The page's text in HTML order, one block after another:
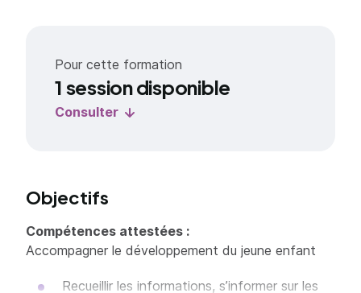
Pour cette formation
1 session disponible
Consulter
Objectifs
Compétences attestées :
Accompagner le développement du jeune enfant
Recueillir les informations, s’informer sur les